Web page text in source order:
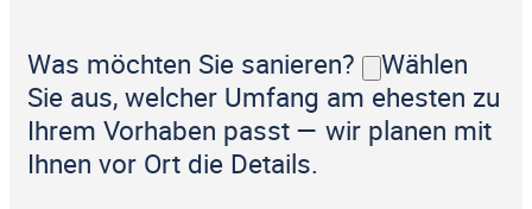
Was möchten Sie sanieren?
Wählen
Sie aus, welcher Umfang am ehesten zu
Ihrem Vorhaben passt — wir planen mit
Ihnen vor Ort die Details.